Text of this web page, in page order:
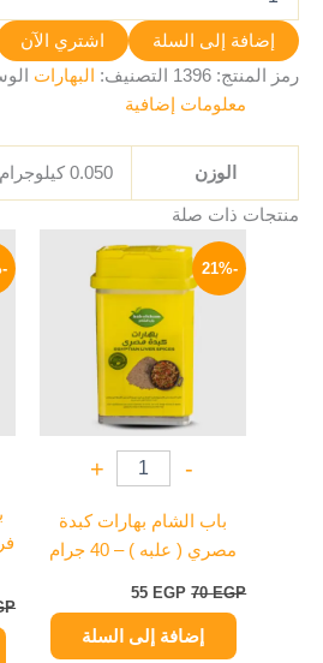
إضافة إلى السلة
اشتري الآن
رمز المنتج: 1396 التصنيف: البهارات
معلومات إضافية
الوزن 0.050 كيلوجرام
منتجات ذات صلة
-21%
-
+
باب الشام بهارات كبدة
مصري ( علبه ) – 40 جرام
70EGP
الأصلي
هو:
70 EGP.
55 EGP
الحالي
55 EGP.
إضافة إلى السلة
-22%